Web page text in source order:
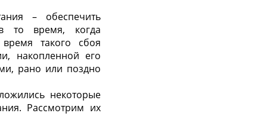
– обеспечить
то время, когда
такого сбоя
накопленной его
рано или поздно
некоторые
Рассмотрим их